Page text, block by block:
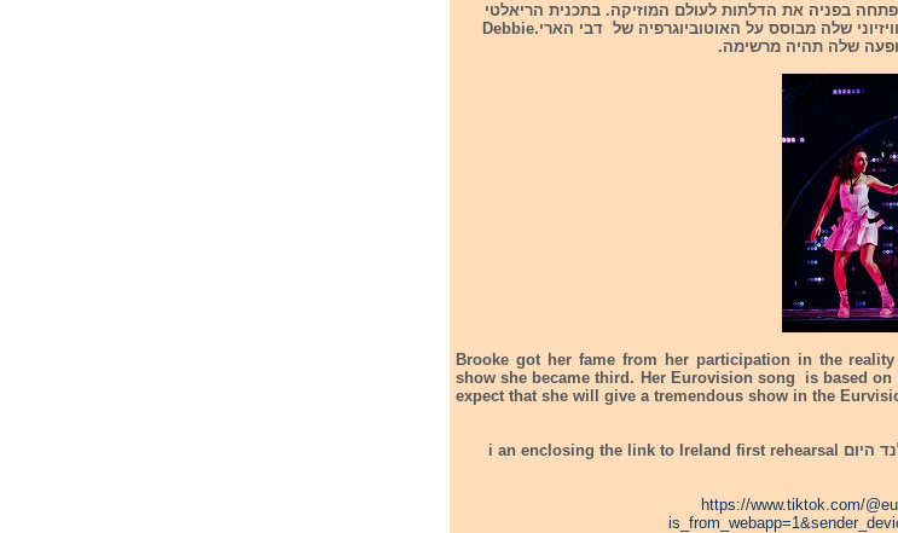
בפניה את הדלתות לעולם המוזיקה. בתכנית הריאלטי
היא הגיעה למקום השלישי. השיר האירוויזיוני שלה מבוסס על האוטוביוגרפיה של דבי הארי.Debbie
Brooke got her fame from her participation in the
show she became third. Her Eurovision song is based on
expect that she will give a tremendous show in the
רצ:ב הקישור לחזרה הראשונה של אירלנד היום i an enclosing the link to Ireland first rehearsal
https://www.tiktok.com/